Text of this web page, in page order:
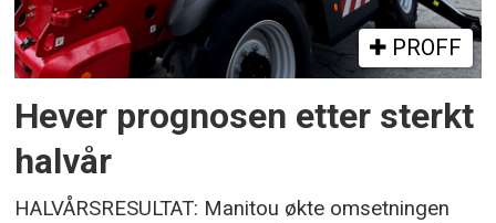
PROFF
Hever prognosen etter sterkt
halvår
HALVÅRSRESULTAT: Manitou økte omsetningen